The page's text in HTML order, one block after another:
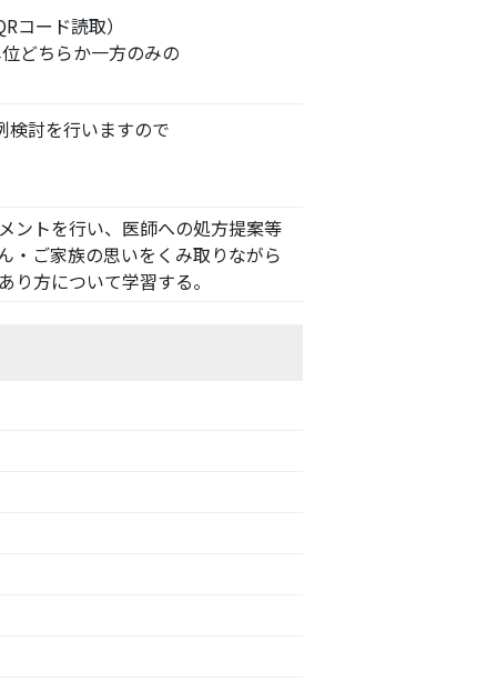
コード読取）
どちらか一方のみの
検討を行いますので
ントを行い、医師への処方提案等
・ご家族の思いをくみ取りながら
方について学習する。